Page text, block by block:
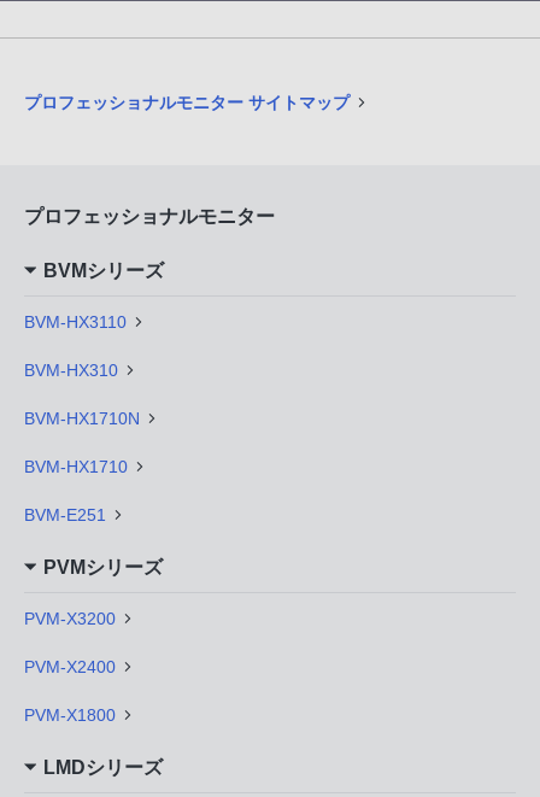
プロフェッショナルモニター サイトマップ
プロフェッショナルモニター
BVMシリーズ
BVM-HX3110
BVM-HX310
BVM-HX1710N
BVM-HX1710
BVM-E251
PVMシリーズ
PVM-X3200
PVM-X2400
PVM-X1800
LMDシリーズ